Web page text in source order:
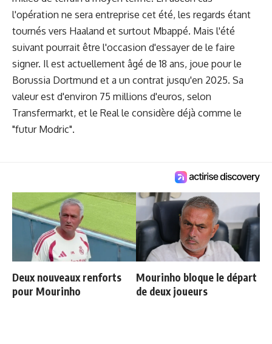
l'opération ne sera entreprise cet été, les regards étant
tournés vers Haaland et surtout Mbappé. Mais l'été
suivant pourrait être l'occasion d'essayer de le faire
signer. Il est actuellement âgé de 18 ans, joue pour le
Borussia Dortmund et a un contrat jusqu'en 2025. Sa
valeur est d'environ 75 millions d'euros, selon
Transfermarkt, et le Real le considère déjà comme le
"futur Modric".
Deux nouveaux renforts
pour Mourinho
Mourinho bloque le départ
de deux joueurs